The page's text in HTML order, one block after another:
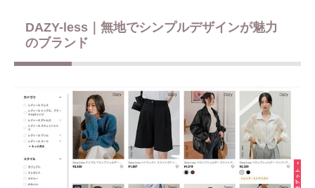
DAZY-less｜無地でシンプルデザインが魅力
のブランド